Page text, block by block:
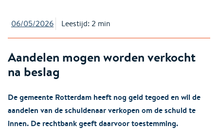
06/05/2026 Leestijd: 2 min
Aandelen mogen worden verkocht
na beslag
De gemeente Rotterdam heeft nog geld tegoed en wil de
aandelen van de schuldenaar verkopen om de schuld te
innen. De rechtbank geeft daarvoor toestemming.